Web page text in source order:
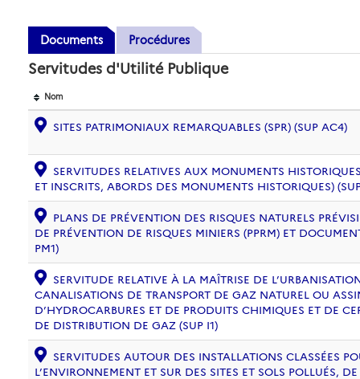
Documents Procédures
Servitudes d'Utilité Publique
Nom
SITES PATRIMONIAUX REMARQUABLES (SPR) (SUP AC4)
SERVITUDES RELATIVES AUX MONUMENTS
ET INSCRITS, ABORDS DES MONUMENTS HISTORIQUES)
PLANS DE PRÉVENTION DES RISQUES NATURELS
DE PRÉVENTION DE RISQUES MINIERS (PPRM) ET
PM1)
SERVITUDE RELATIVE À LA MAÎTRISE DE
CANALISATIONS DE TRANSPORT DE GAZ NATUREL OU
D’HYDROCARBURES ET DE PRODUITS CHIMIQUES ET DE
DE DISTRIBUTION DE GAZ (SUP I1)
SERVITUDES AUTOUR DES INSTALLATIONS CLASSÉES
L’ENVIRONNEMENT ET SUR DES SITES ET SOLS POLLUÉS,